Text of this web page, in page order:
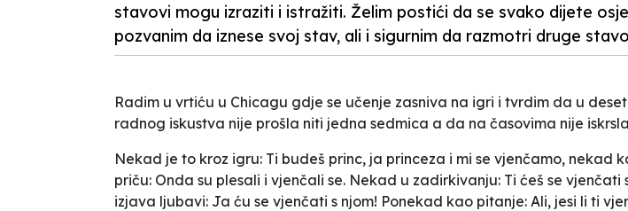
stavovi mogu izraziti i istražiti. Želim postići da se svako dijete
pozvanim da iznese svoj stav, ali i sigurnim da razmotri druge
Radim u vrtiću u Chicagu gdje se učenje zasniva na igri i tvrdim da u
radnog iskustva nije prošla niti jedna sedmica a da na časovima nije
Nekad je to kroz igru: Ti budeš princ, ja princeza i mi se vjenčamo, nekad
priču: Onda su plesali i vjenčali se. Nekad u zadirkivanju: Ti ćeš se vjenčati
izjava ljubavi: Ja ću se vjenčati s njom! Ponekad kao pitanje: Ali, jesi li ti